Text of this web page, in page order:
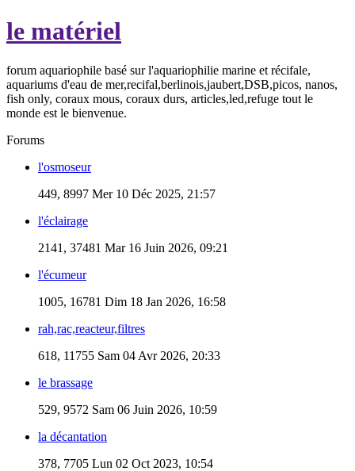
le matériel
forum aquariophile basé sur l'aquariophilie marine et récifale,
aquariums d'eau de mer,recifal,berlinois,jaubert,DSB,picos, nanos,
fish only, coraux mous, coraux durs, articles,led,refuge tout le
monde est le bienvenue.
Forums
l'osmoseur
449, 8997 Mer 10 Déc 2025, 21:57
l'éclairage
2141, 37481 Mar 16 Juin 2026, 09:21
l'écumeur
1005, 16781 Dim 18 Jan 2026, 16:58
rah,rac,reacteur,filtres
618, 11755 Sam 04 Avr 2026, 20:33
le brassage
529, 9572 Sam 06 Juin 2026, 10:59
la décantation
378, 7705 Lun 02 Oct 2023, 10:54